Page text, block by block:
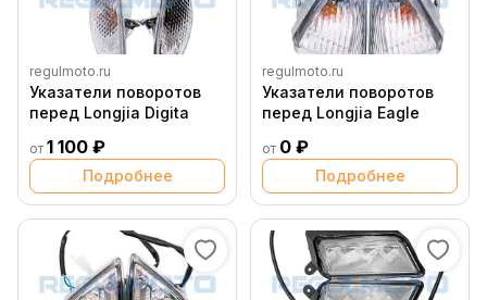
regulmoto.ru
Указатели поворотов
перед Longjia Digita
от 1 100 ₽
Подробнее
regulmoto.ru
Указатели поворотов
перед Longjia Eagle
от 0 ₽
Подробнее